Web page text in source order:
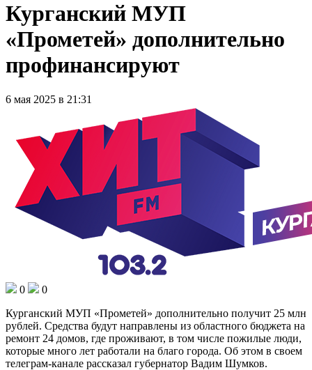
Курганский МУП
«Прометей» дополнительно
профинансируют
6 мая 2025 в 21:31
0
0
Курганский МУП «Прометей» дополнительно получит 25 млн
рублей. Средства будут направлены из областного бюджета на
ремонт 24 домов, где проживают, в том числе пожилые люди,
которые много лет работали на благо города. Об этом в своем
телеграм-канале рассказал губернатор Вадим Шумков.